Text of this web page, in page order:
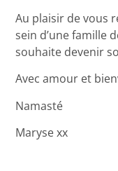
Au plaisir de vous
sein d’une famille
souhaite devenir
Avec amour et
Namasté
Maryse xx